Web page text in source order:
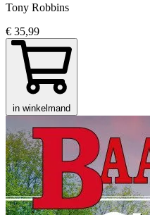
Tony Robbins
€ 35,99
in winkelmand